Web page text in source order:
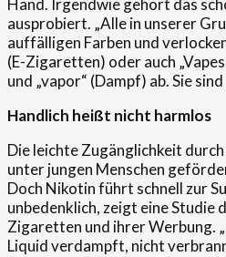
Hand. Irgendwie gehört das
ausprobiert. „Alle in unserer
auffälligen Farben und
(E-Zigaretten) oder auch
und „vapor“ (Dampf) ab. Sie
Handlich heißt nicht harmlos
Die leichte Zugänglichkeit
unter jungen Menschen
Doch Nikotin führt schnell zur
unbedenklich, zeigt eine Studie
Zigaretten und ihrer Werbung.
Liquid verdampft, nicht